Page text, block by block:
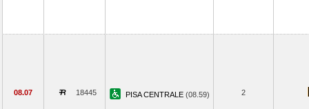
08.07 18445 PISA CENTRALE (08.59) 2